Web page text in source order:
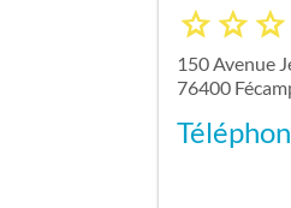
150 Avenue
76400